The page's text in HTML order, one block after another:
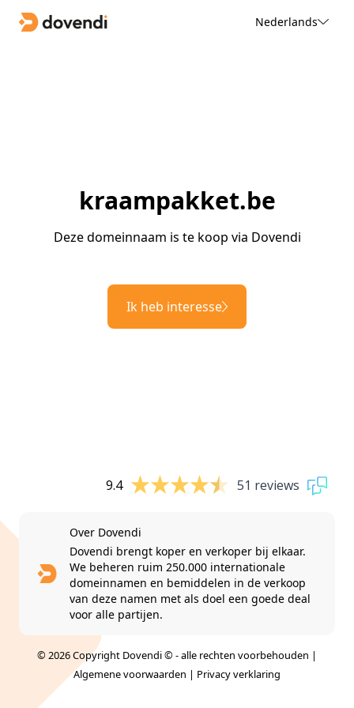
Nederlands
kraampakket.be
Deze domeinnaam is te koop via Dovendi
Ik heb interesse
9.4 51 reviews
Over Dovendi
Dovendi brengt koper en verkoper bij elkaar.
We beheren ruim 250.000 internationale
domeinnamen en bemiddelen in de verkoop
van deze namen met als doel een goede deal
voor alle partijen.
© 2026 Copyright Dovendi © - alle rechten voorbehouden |
Algemene voorwaarden | Privacy verklaring